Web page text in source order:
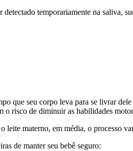
temporariamente na saliva,
que seu corpo leva para se livrar
risco de diminuir as habilidades
materno, em média, o processo
de manter seu bebê seguro: